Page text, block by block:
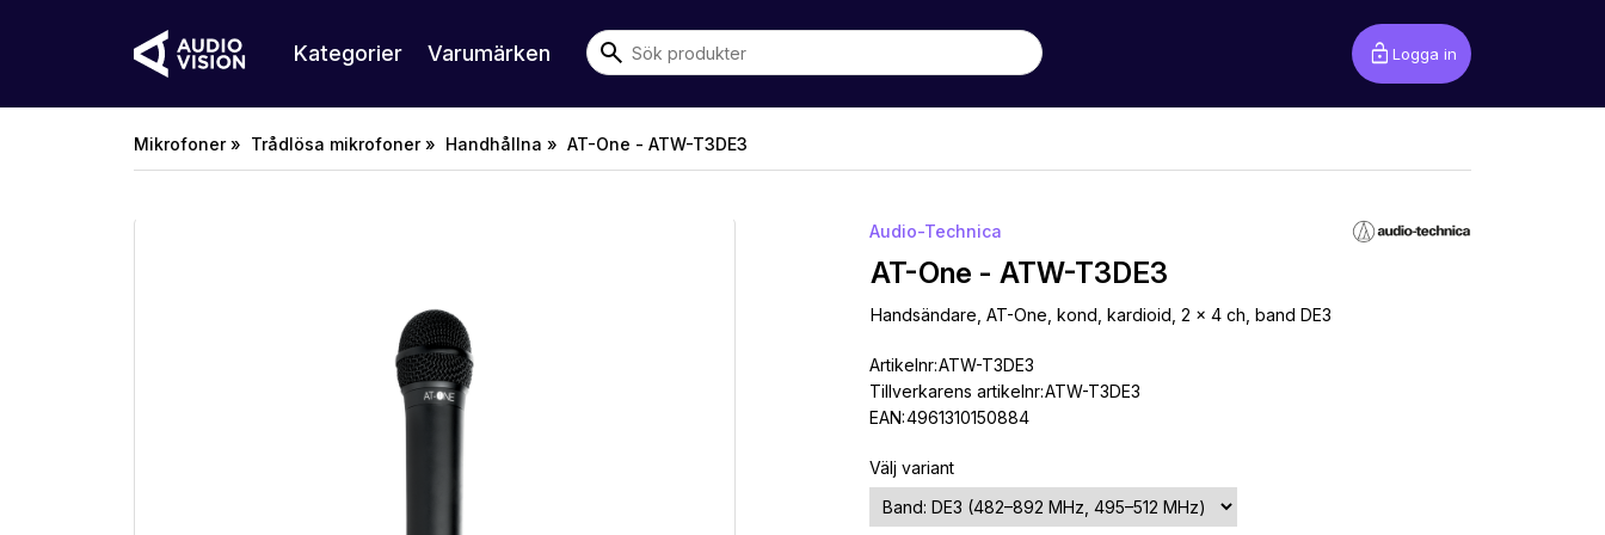
Kategorier Varumärken lock_open Logga in
Mikrofoner » Trådlösa mikrofoner » Handhållna » AT-One - ATW-T3DE3
Audio-Technica
AT-One - ATW-T3DE3
Handsändare, AT-One, kond, kardioid, 2 x 4 ch, band DE3
Artikelnr:ATW-T3DE3
Tillverkarens artikelnr:ATW-T3DE3
EAN:4961310150884
Välj variant